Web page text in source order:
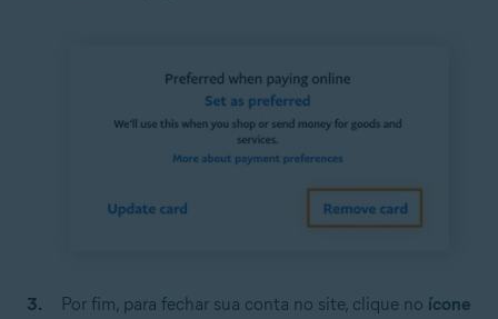
Por fim, para fechar sua conta no site, clique no ícone